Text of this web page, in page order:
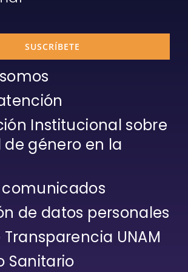
SUSCRÍBETE
Institucional sobre
género en la
de datos personales
UNAM
Sanitario